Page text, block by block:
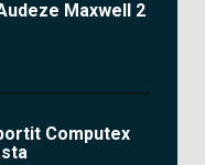
Maxwell 2
Computex